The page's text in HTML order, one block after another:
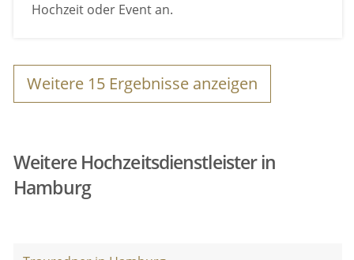
Hochzeit oder Event an.
Weitere 15 Ergebnisse anzeigen
Weitere Hochzeitsdienstleister in
Hamburg